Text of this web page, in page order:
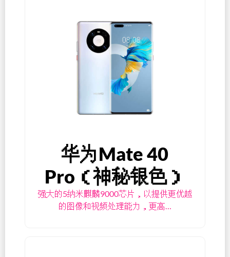
华为Mate 40
Pro（神秘银色）
强大的5纳米麒麟9000芯片，以提供更优越
的图像和视频处理能力，更高…